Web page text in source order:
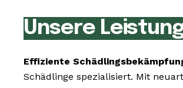
Unsere
Effiziente
Schädlinge spezialisiert. Mit